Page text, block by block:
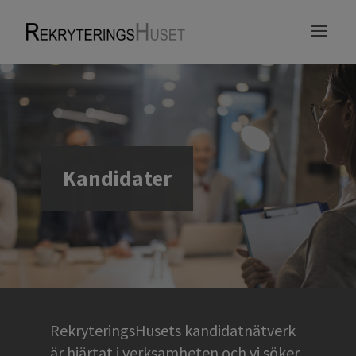
Kandidater
RekryteringsHusets kandidatnätverk